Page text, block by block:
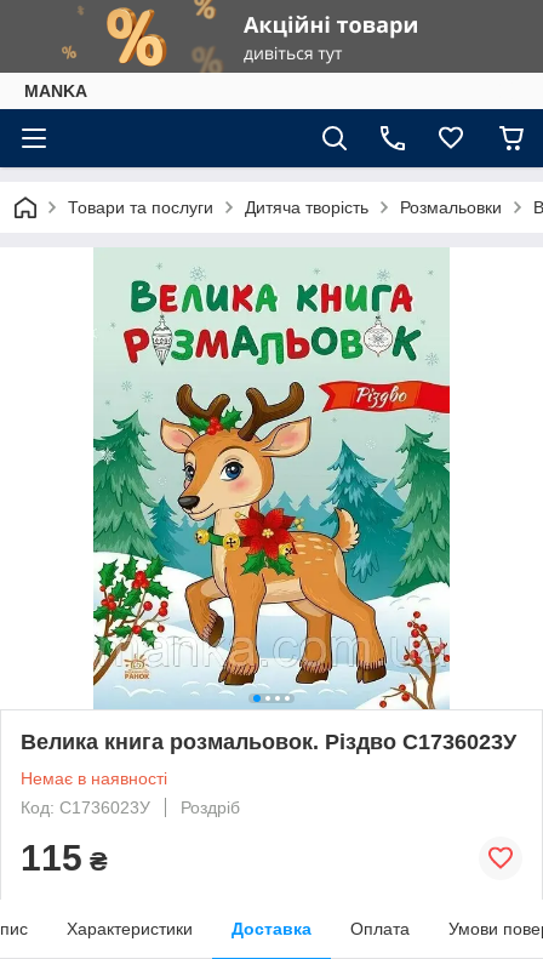
МАNKА
Товари та послуги Дитяча творість Розмальовки
Велика книга розмальовок. Різдво С1736023У
Немає в наявності
Код: С1736023У
Роздріб
115 ₴
Характеристики Доставка Оплата Умови